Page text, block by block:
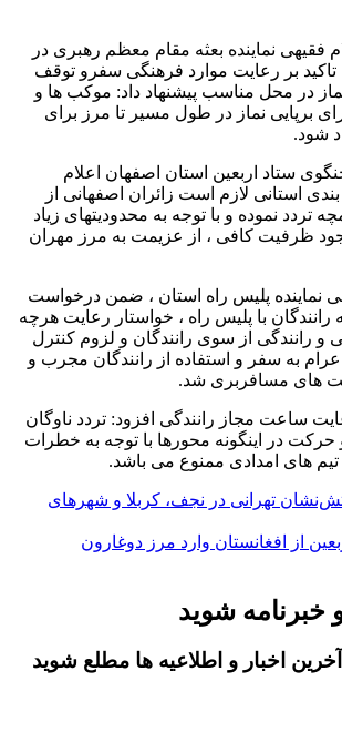
فقیهی نماینده بعثه مقام معظم رهبری در
بر رعایت موارد فرهنگی سفرو توقف
در محل مناسب پیشنهاد داد: موکب ها و
برپایی نماز در طول مسیر تا مرز برای
شود.
ستاد اربعین استان اصفهان اعلام
استانی لازم است زائران اصفهانی از
تردد نموده و با توجه به محدودیتهای زیاد
ظرفیت کافی ، از عزیمت به مرز مهران
نماینده پلیس راه استان ، ضمن درخواست
رانندگان با پلیس راه ، خواستار رعایت هرچه
و رانندگی از سوی رانندگان و لزوم کنترل
به سفر و استفاده از رانندگان مجرب و
های مسافربری شد.
ساعت مجاز رانندگی افزود: تردد ناوگان
در اینگونه محورها با توجه به خطرات
های امدادی ممنوع می باشد.
۸۲ آتش‌نشان تهرانی در نجف، کربلا و شهرهای
از افغانستان وارد مرز دوغارون
خبرنامه شوید
اخبار و اطلاعیه ها مطلع شوید